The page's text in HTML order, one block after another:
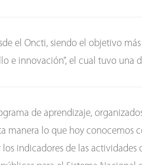
el Oncti, siendo el objetivo
e innovación”, el cual tuvo una
de aprendizaje,
lo que hoy conocemos
indicadores de las